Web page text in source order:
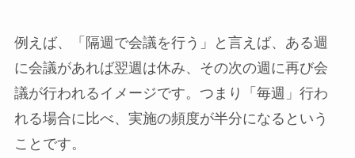
例えば、「隔週で会議を行う」と言えば、ある週
に会議があれば翌週は休み、その次の週に再び会
議が行われるイメージです。つまり「毎週」行わ
れる場合に比べ、実施の頻度が半分になるという
ことです。